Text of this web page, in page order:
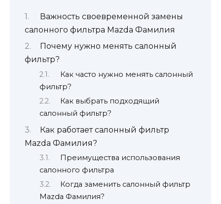
Важность своевременной замены
салонного фильтра Mazda Фамилия
Почему нужно менять салонный
фильтр?
Как часто нужно менять салонный
фильтр?
Как выбрать подходящий
салонный фильтр?
Как работает салонный фильтр
Mazda Фамилия?
Преимущества использования
салонного фильтра
Когда заменить салонный фильтр
Mazda Фамилия?